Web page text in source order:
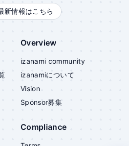
新情報はこちら
Overview
izanami community
izanamiについて
Vision
Sponsor募集
Compliance